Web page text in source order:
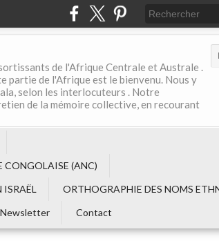
de l'Afrique Centrale et Australe .
partie de l'Afrique est le bienvenu. Nous y
selon les interlocuteurs . Notre
de la mémoire collective, en recourant
CONGOLAISE (ANC)
ORTHOGRAPHIE DES NOMS
Newsletter Contact